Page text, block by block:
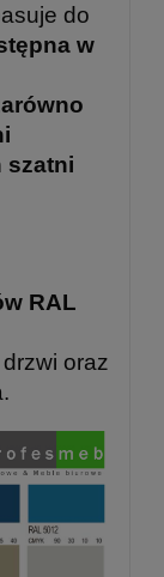
do
w
szatni
RAL
oraz